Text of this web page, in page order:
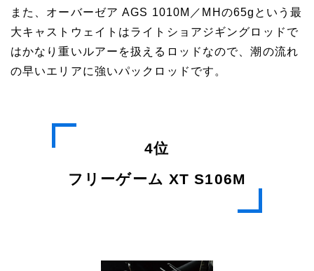
また、オーバーゼア AGS 1010M／MHの65gという最
大キャストウェイトはライトショアジギングロッドで
はかなり重いルアーを扱えるロッドなので、潮の流れ
の早いエリアに強いパックロッドです。
4位
フリーゲーム XT S106M